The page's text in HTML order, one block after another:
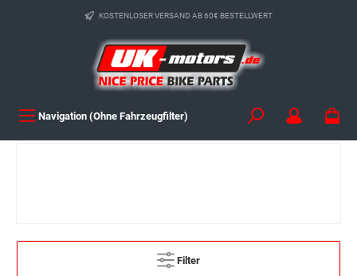
KOSTENLOSER VERSAND AB 60€ BESTELLWERT
Navigation (Ohne Fahrzeugfilter)
Filter